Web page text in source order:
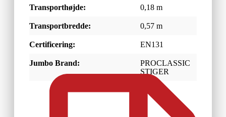
Transporthøjde: 0,18 m
Transportbredde: 0,57 m
Certificering: EN131
Jumbo Brand:
PROCLASSIC
STIGER